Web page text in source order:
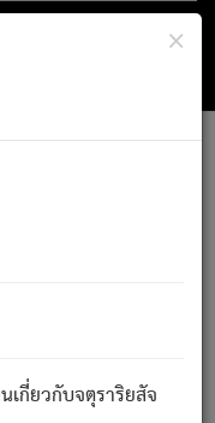
สารบัญ×
กี่ยวกับจตุราริยสัจ
สะบังหน้า
ด แต่สิ่งนั้นย่อมเป็น
ำคัญนั้น
แล้ว มีภพโดยความ
พลิดเพลินยิ่งนักในภพ